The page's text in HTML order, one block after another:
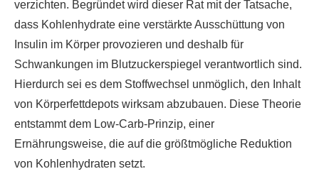
verzichten. Begründet wird dieser Rat mit der Tatsache,
dass Kohlenhydrate eine verstärkte Ausschüttung von
Insulin im Körper provozieren und deshalb für
Schwankungen im Blutzuckerspiegel verantwortlich sind.
Hierdurch sei es dem Stoffwechsel unmöglich, den Inhalt
von Körperfettdepots wirksam abzubauen. Diese Theorie
entstammt dem Low-Carb-Prinzip, einer
Ernährungsweise, die auf die größtmögliche Reduktion
von Kohlenhydraten setzt.